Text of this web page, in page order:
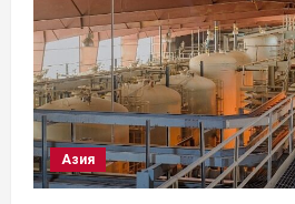
Азия